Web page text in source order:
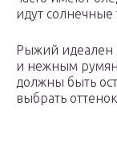
идут солнечные
Рыжий идеален
и нежным
должны быть
выбрать